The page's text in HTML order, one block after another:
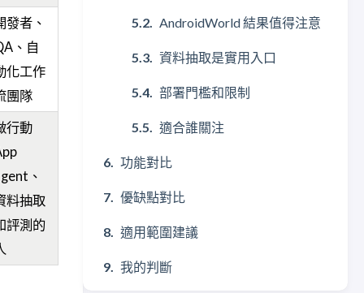
AndroidWorld 結果值得注意
資料抽取是實用入口
部署門檻和限制
適合誰關注
功能對比
優缺點對比
適用範圍建議
我的判斷
發者、
、自
化工作
團隊
行動
、
料抽取
評測的